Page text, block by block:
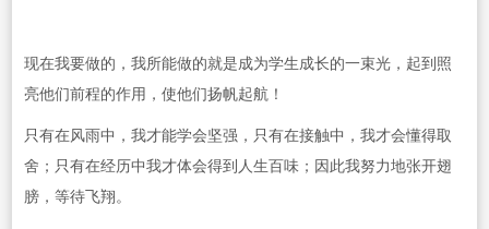
现在我要做的，我所能做的就是成为学生成长的一束光，起到照
亮他们前程的作用，使他们扬帆起航！
只有在风雨中，我才能学会坚强，只有在接触中，我才会懂得取
舍；只有在经历中我才体会得到人生百味；因此我努力地张开翅
膀，等待飞翔。